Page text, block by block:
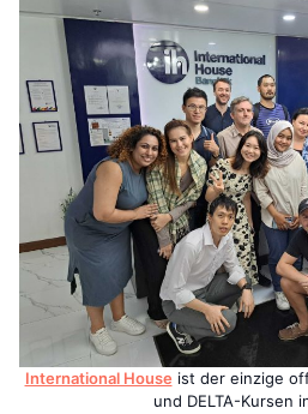
International House ist der einzige
und DELTA-Kursen